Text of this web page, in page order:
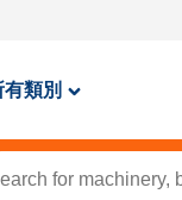
有類別